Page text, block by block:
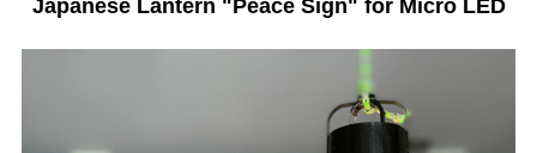
Japanese Lantern "Peace Sign" for Micro LED